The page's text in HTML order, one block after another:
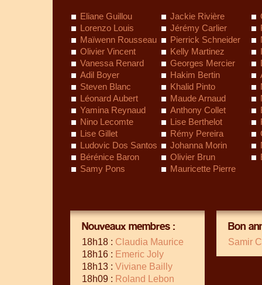
Eliane Guillou Jackie Rivière
Lorenzo Louis
Jérémy Carlier
Maïwenn Rousseau
Pierrick Schneider
Olivier Vincent
Kelly Martinez
Vanessa Renard
Georges Mercier
Adil Boyer
Hakim Bertin
Steven Blanc
Khalid Pinto
Léonard Aubert
Maude Arnaud
Yamina Reynaud
Anthony Collet
Nino Lecomte
Lise Berthelot
Lise Gillet
Rémy Pereira
Ludovic Dos Santos
Johanna Morin
Bérénice Baron
Olivier Brun
Samy Pons
Mauricette Pierre
Nouveaux membres :
18h18 : Claudia Maurice
18h16 : Emeric Joly
18h13 : Viviane Bailly
18h09 : Roland Lebon
Bon
Samir